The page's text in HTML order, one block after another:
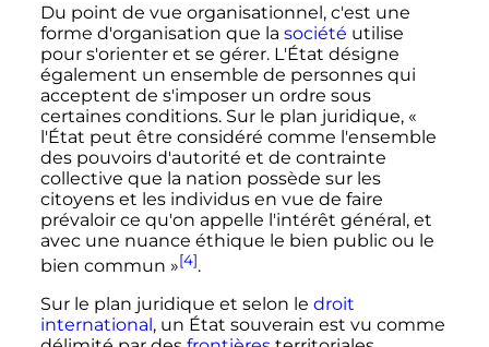
Du point de vue organisationnel, c'est une
forme d'organisation que la société utilise
pour s'orienter et se gérer. L'État désigne
également un ensemble de personnes qui
acceptent de s'imposer un ordre sous
certaines conditions. Sur le plan juridique, «
l'État peut être considéré comme l'ensemble
des pouvoirs d'autorité et de contrainte
collective que la nation possède sur les
citoyens et les individus en vue de faire
prévaloir ce qu'on appelle l'intérêt général, et
avec une nuance éthique le bien public ou le
bien commun »[4].
Sur le plan juridique et selon le droit
international, un État souverain est vu comme